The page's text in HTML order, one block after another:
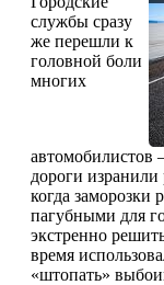
службы сразу
же перешли к
головной боли
многих
автомобилистов
дороги изранили
когда заморозки
пагубными для
экстренно
время
«штопать»